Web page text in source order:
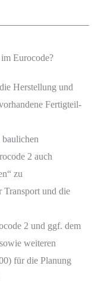
Eurocode?
Herstellung und
Fertigteil-
2 auch
zu
Transport und die
2 und ggf. dem
weiteren
für die Planung